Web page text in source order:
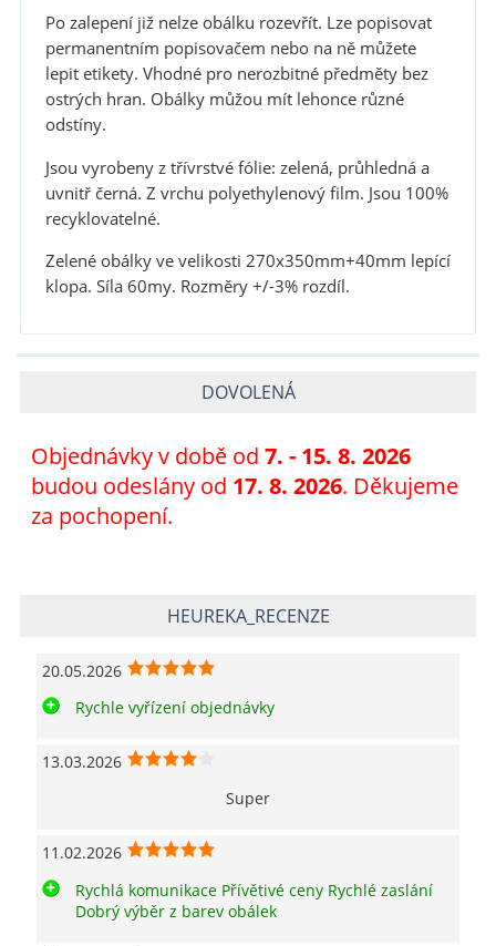
Po zalepení již nelze obálku rozevřít. Lze popisovat
permanentním popisovačem nebo na ně můžete
lepit etikety. Vhodné pro nerozbitné předměty bez
ostrých hran. Obálky můžou mít lehonce různé
odstíny.
Jsou vyrobeny z třívrstvé fólie: zelená, průhledná a
uvnitř černá. Z vrchu polyethylenový film. Jsou 100%
recyklovatelné.
Zelené obálky ve velikosti 270x350mm+40mm lepící
klopa. Síla 60my. Rozměry +/-3% rozdíl.
DOVOLENÁ
Objednávky v době od 7. - 15. 8. 2026
budou odeslány od 17. 8. 2026. Děkujeme
za pochopení.
HEUREKA_RECENZE
20.05.2026
Rychle vyřízení objednávky
13.03.2026
Super
11.02.2026
Rychlá komunikace Přívětivé ceny Rychlé zaslání
Dobrý výběr z barev obálek